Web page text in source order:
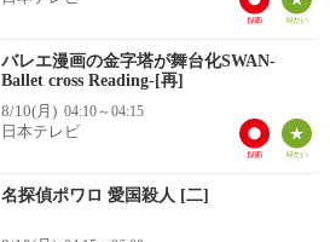
バレエ漫画の金字塔が舞台化SWAN-
Ballet cross Reading-[再]
8/10(月) 04:10～04:15
日本テレビ
名探偵ポワロ 愛国殺人 [二]